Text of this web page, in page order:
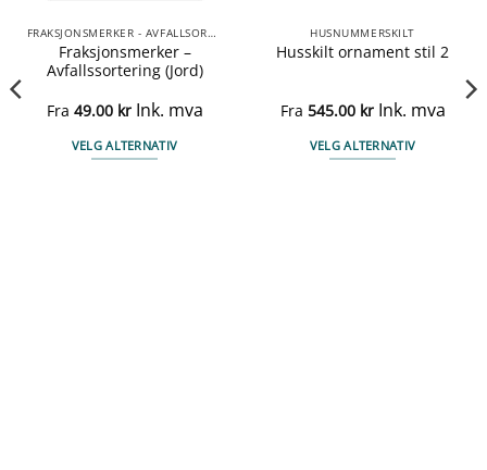
FRAKSJONSMERKER - AVFALLSORTERING
Fraksjonsmerker –
Avfallssortering (Jord)
Fra 49.00 kr Ink. mva
VELG ALTERNATIV
HUSNUMMERSKILT
Husskilt ornament stil 2
Fra 545.00 kr Ink. mva
VELG ALTERNATIV